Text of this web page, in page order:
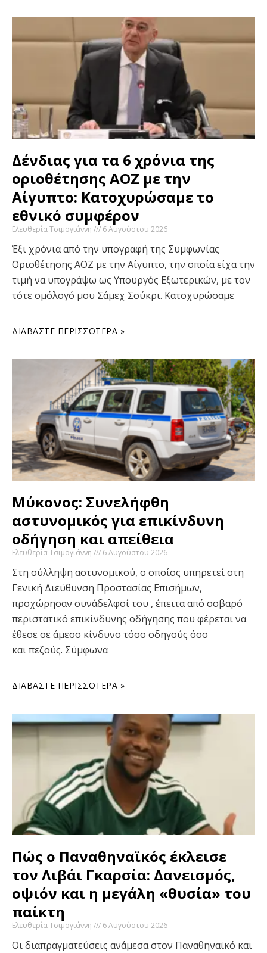
Δένδιας για τα 6 χρόνια της
οριοθέτησης ΑΟΖ με την
Αίγυπτο: Κατοχυρώσαμε το
εθνικό συμφέρον
Ελευθερία Τσιμογιάννη 6 Αυγούστου 2026
Έξι χρόνια από την υπογραφή της Συμφωνίας
Οριοθέτησης ΑΟΖ με την Αίγυπτο, την οποία είχα την
τιμή να υπογράψω ως Υπουργός Εξωτερικών, με τον
τότε ομόλογό μου Σάμεχ Σούκρι. Κατοχυρώσαμε
ΔΙΑΒΆΣΤΕ ΠΕΡΙΣΣΌΤΕΡΑ »
Μύκονος: Συνελήφθη
αστυνομικός για επικίνδυνη
οδήγηση και απείθεια
Ελευθερία Τσιμογιάννη 6 Αυγούστου 2026
Στη σύλληψη αστυνομικού, ο οποίος υπηρετεί στη
Γενική Διεύθυνση Προστασίας Επισήμων,
προχώρησαν συνάδελφοί του , έπειτα από σοβαρό
περιστατικό επικίνδυνης οδήγησης που φέρεται να
έθεσε σε άμεσο κίνδυνο τόσο οδηγούς όσο
και πεζούς. Σύμφωνα
ΔΙΑΒΆΣΤΕ ΠΕΡΙΣΣΌΤΕΡΑ »
Πώς ο Παναθηναϊκός έκλεισε
τον Λιβάι Γκαρσία: Δανεισμός,
οψιόν και η μεγάλη «θυσία» του
παίκτη
Ελευθερία Τσιμογιάννη 6 Αυγούστου 2026
Οι διαπραγματεύσεις ανάμεσα στον Παναθηναϊκό και